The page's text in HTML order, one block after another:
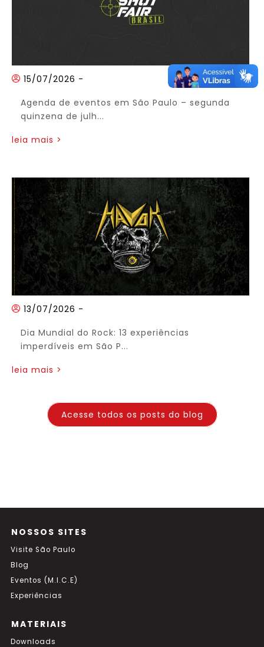
15/07/2026 -
Agenda de eventos em São Paulo – segunda
quinzena de julh...
leia mais >
13/07/2026 -
Dia Mundial do Rock: 13 experiências
imperdíveis em São P...
leia mais >
Acesse todos os posts do blog
NOSSOS SITES
Visite São Paulo
Blog
Eventos (M.I.C.E)
Experiências
MATERIAIS
Downloads